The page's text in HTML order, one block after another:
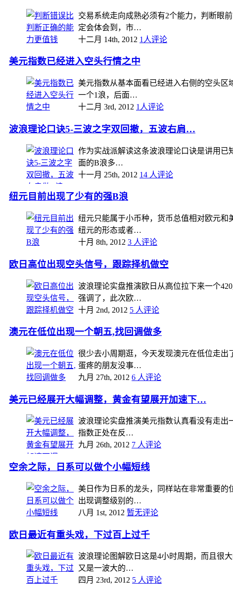
交易系统走向成熟必须有2个能力，判断眼
定会体会到，市…
十二月 14th, 2012 1人评论
美元指数已经进入空头行情之中
美元指数从基本面看已经进入右侧的空头
一个1浪，后面…
十二月 3rd, 2012 1人评论
波浪理论口诀5-三波之字双回撤，五波右肩…
作为实战派解读这条波浪理论口诀是讲用
面的B浪多…
十一月 25th, 2012 14 人评论
纽元目前出现了少有的强B浪
纽元只能属于小币种，货币总值相对欧元和
纽元的形态或者…
十月 8th, 2012 3 人评论
欧日高位出现空头信号，跟踪择机做空
波浪理论实盘推演欧日从高位拉下来一个
强调了，此次欧…
十月 2nd, 2012 5 人评论
澳元在低位出现一个朝五,找回调做多
很少去小周期逛，今天发现澳元在低位走
蛋疼的朋友没事…
九月 27th, 2012 6 人评论
美元已经展开大幅调整，黄金有望展开加速下…
波浪理论实盘推演美元指数认真看没有走
指数正处在反…
九月 26th, 2012 7 人评论
空余之际，日系可以做个小幅短线
美日作为日系的龙头，同样站在非常重要的
出现调整级别的…
八月 1st, 2012 暂无评论
欧日最近有重头戏，下过百上过千
波浪理论图解欧日这是4小时周期，而且很
又是一波大的…
四月 23rd, 2012 5 人评论